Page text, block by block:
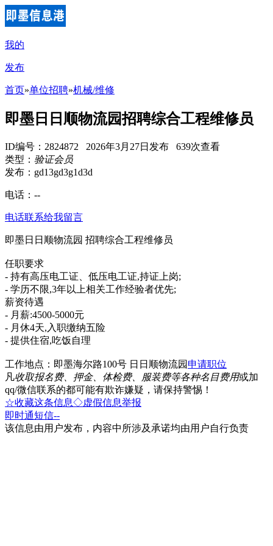
我的
发布
首页»单位招聘»机械/维修
即墨日日顺物流园招聘综合工程维修员
ID编号：2824872 2026年3月27日发布 639次查看
类型： 验证会员
发布：gd13gd3g1d3d
电话： --
电话联系给我留言
即墨日日顺物流园 招聘综合工程维修员
任职要求
- 持有高压电工证、低压电工证,持证上岗;
- 学历不限,3年以上相关工作经验者优先;
薪资待遇
- 月薪:4500-5000元
- 月休4天,入职缴纳五险
- 提供住宿,吃饭自理
工作地点：即墨海尔路100号 日日顺物流园 申请职位
凡收取报名费、押金、体检费、服装费等各种名目费用或加
qq/微信联系的都可能有欺诈嫌疑，请保持警惕！
☆收藏这条信息◇虚假信息举报
即时通短信--
该信息由用户发布，内容中所涉及承诺均由用户自行负责